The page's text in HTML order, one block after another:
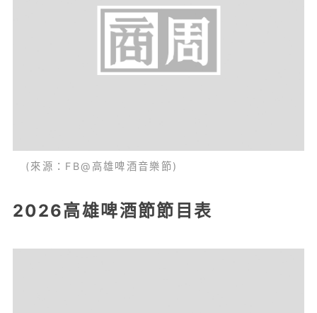
(來源：FB@高雄啤酒音樂節)
2026高雄啤酒節節目表